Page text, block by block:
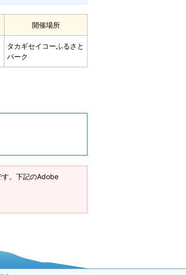
開催場所
タカギセイコーふるさと
パーク
。下記のAdobe